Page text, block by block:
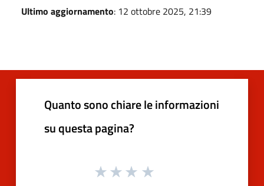
Ultimo aggiornamento: 12 ottobre 2025, 21:39
Quanto sono chiare le informazioni
su questa pagina?